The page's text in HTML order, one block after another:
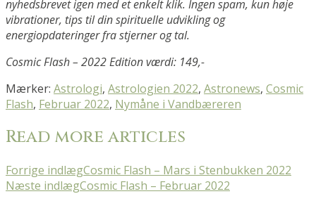
nyhedsbrevet igen med et enkelt klik. Ingen spam, kun høje
vibrationer, tips til din spirituelle udvikling og
energiopdateringer fra stjerner og tal.
Cosmic Flash – 2022 Edition værdi: 149,-
Mærker: Astrologi, Astrologien 2022, Astronews, Cosmic
Flash, Februar 2022, Nymåne i Vandbæreren
Read more articles
Forrige indlægCosmic Flash – Mars i Stenbukken 2022
Næste indlægCosmic Flash – Februar 2022